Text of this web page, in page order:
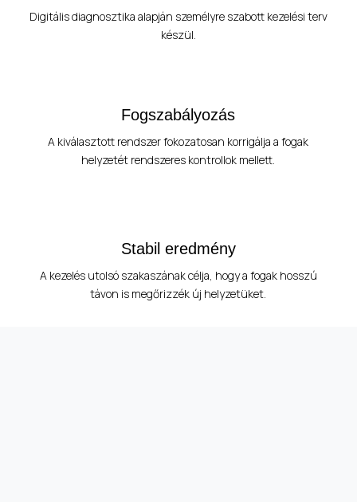
Digitális diagnosztika alapján személyre szabott kezelési terv
készül.
Fogszabályozás
A kiválasztott rendszer fokozatosan korrigálja a fogak
helyzetét rendszeres kontrollok mellett.
Stabil eredmény
A kezelés utolsó szakaszának célja, hogy a fogak hosszú
távon is megőrizzék új helyzetüket.